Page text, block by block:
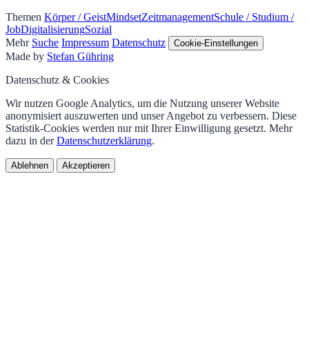
Themen Körper / GeistMindsetZeitmanagementSchule / Studium /
JobDigitalisierungSozial
Mehr Suche Impressum Datenschutz Cookie-Einstellungen
Made by Stefan Gühring
Datenschutz & Cookies
Wir nutzen Google Analytics, um die Nutzung unserer Website
anonymisiert auszuwerten und unser Angebot zu verbessern. Diese
Statistik-Cookies werden nur mit Ihrer Einwilligung gesetzt. Mehr
dazu in derDatenschutzerklärung.
Ablehnen Akzeptieren